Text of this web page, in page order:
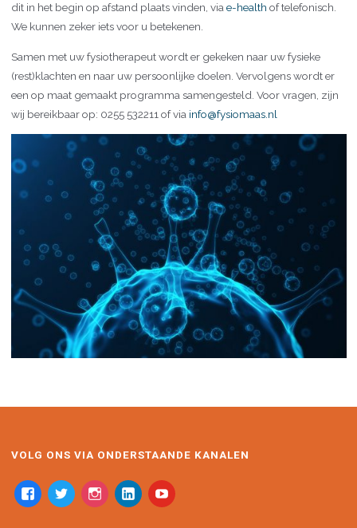
dit in het begin op afstand plaats vinden, via e-health of telefonisch.
We kunnen zeker iets voor u betekenen.
Samen met uw fysiotherapeut wordt er gekeken naar uw fysieke
(rest)klachten en naar uw persoonlijke doelen. Vervolgens wordt er
een op maat gemaakt programma samengesteld. Voor vragen, zijn
wij bereikbaar op: 0255 532211 of via info@fysiomaas.nl
VOLG ONS VIA ONDERSTAANDE KANALEN
facebooktwitter instagramlinkedin-
alt
youtube